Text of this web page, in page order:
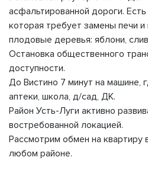
асфальтированной дороги.
которая требует замены печи и
плодовые деревья: яблони,
Остановка общественного
доступности.
До Вистино 7 минут на машине,
аптеки, школа, д/сад, ДК.
Район Усть-Луги активно
востребованной локацией.
Рассмотрим обмен на квартиру
любом районе.